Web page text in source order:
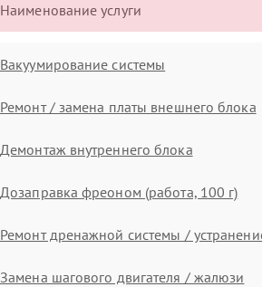
Наименование услуги
Вакуумирование системы
Ремонт / замена платы внешнего блока
Демонтаж внутреннего блока
Дозаправка фреоном (работа, 100 г)
Ремонт дренажной системы /
Замена шагового двигателя / жалюзи